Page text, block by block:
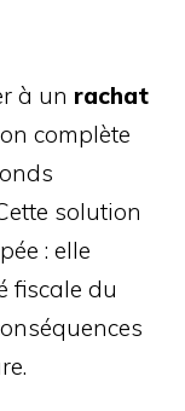
à un rachat
complète
solution
: elle
fiscale du